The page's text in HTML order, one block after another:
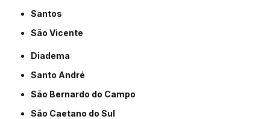
Santos
São Vicente
Diadema
Santo André
São Bernardo do Campo
São Caetano do Sul